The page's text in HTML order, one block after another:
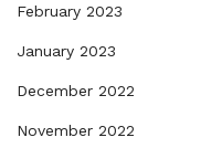
February 2023
January 2023
December 2022
November 2022